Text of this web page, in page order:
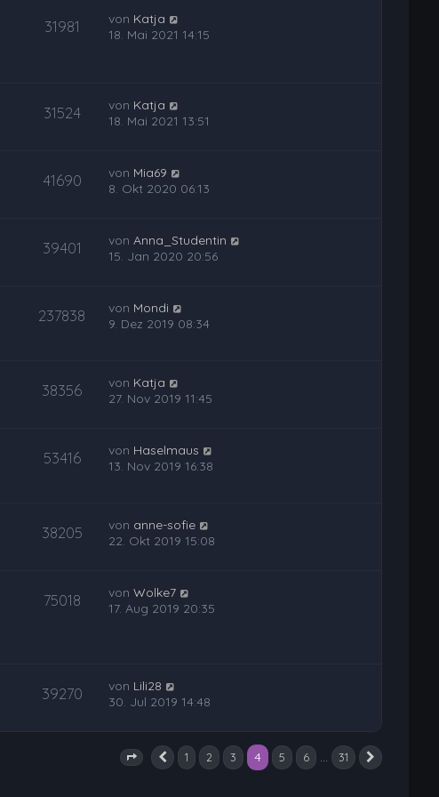
31981 von Katja
18. Mai 2021 14:15
31524 von Katja
18. Mai 2021 13:51
41690 von Mia69
8. Okt 2020 06:13
39401 vonAnna_Studentin
15. Jan 2020 20:56
237838 von Mondi
9. Dez 2019 08:34
38356 von Katja
27. Nov 2019 11:45
53416 von Haselmaus
13. Nov 2019 16:38
38205 von anne-sofie
22. Okt 2019 15:08
75018 vonWolke7
17. Aug 2019 20:35
39270 von Lili28
30. Jul 2019 14:48
Seite 4 von 31
Vorherige
1 2 3 4 5 6 … 31